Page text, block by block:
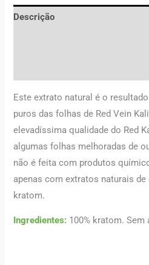
Descrição
Este extrato natural é o
puros das folhas de Red Vein
elevadíssima qualidade do Red
algumas folhas melhoradas de
não é feita com produtos
apenas com extratos naturais
kratom.
Ingredientes: 100% kratom.